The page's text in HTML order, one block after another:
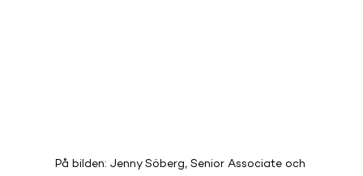
På bilden: Jenny Söberg, Senior Associate och